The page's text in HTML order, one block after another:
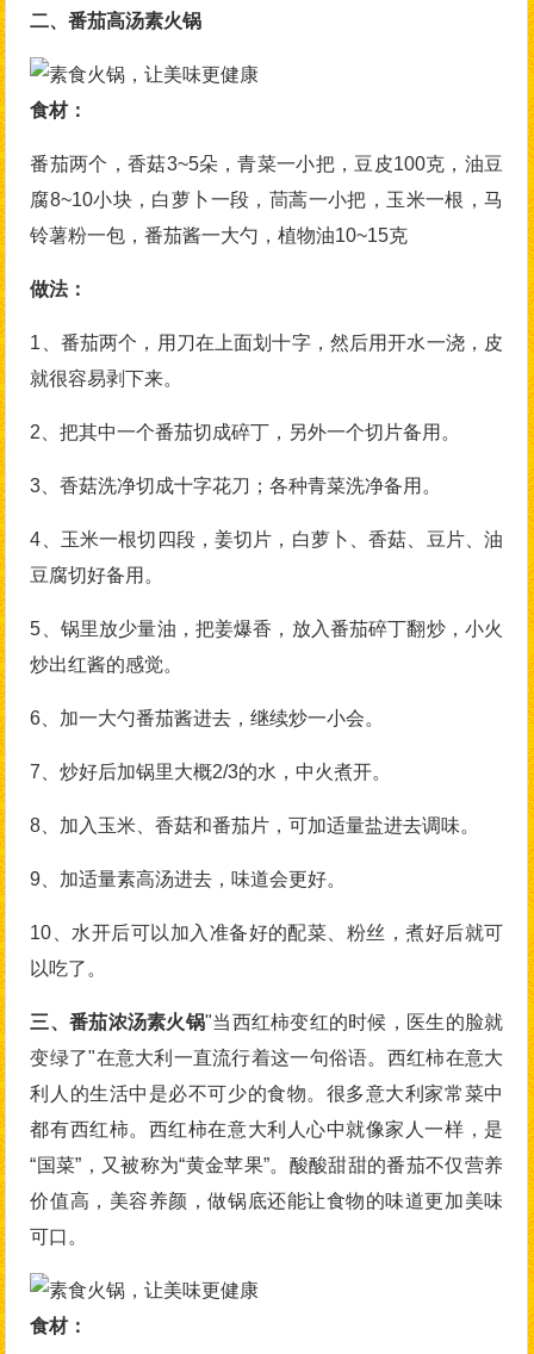
二、番茄高汤素火锅
食材：
番茄两个，香菇3~5朵，青菜一小把，豆皮100克，油豆
腐8~10小块，白萝卜一段，茼蒿一小把，玉米一根，马
铃薯粉一包，番茄酱一大勺，植物油10~15克
做法：
1、番茄两个，用刀在上面划十字，然后用开水一浇，皮
就很容易剥下来。
2、把其中一个番茄切成碎丁，另外一个切片备用。
3、香菇洗净切成十字花刀；各种青菜洗净备用。
4、玉米一根切四段，姜切片，白萝卜、香菇、豆片、油
豆腐切好备用。
5、锅里放少量油，把姜爆香，放入番茄碎丁翻炒，小火
炒出红酱的感觉。
6、加一大勺番茄酱进去，继续炒一小会。
7、炒好后加锅里大概2/3的水，中火煮开。
8、加入玉米、香菇和番茄片，可加适量盐进去调味。
9、加适量素高汤进去，味道会更好。
10、水开后可以加入准备好的配菜、粉丝，煮好后就可
以吃了。
三、番茄浓汤素火锅"当西红柿变红的时候，医生的脸就
变绿了"在意大利一直流行着这一句俗语。西红柿在意大
利人的生活中是必不可少的食物。很多意大利家常菜中
都有西红柿。西红柿在意大利人心中就像家人一样，是
“国菜”，又被称为“黄金苹果”。酸酸甜甜的番茄不仅营养
价值高，美容养颜，做锅底还能让食物的味道更加美味
可口。
食材：